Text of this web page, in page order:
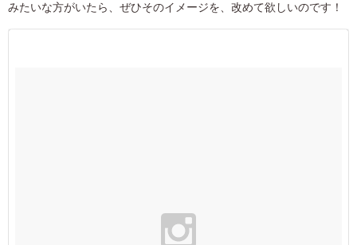
みたいな方がいたら、ぜひそのイメージを、改めて欲しいのです！